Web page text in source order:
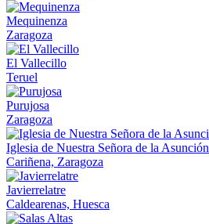
Mequinenza
Zaragoza
El Vallecillo
Teruel
Purujosa
Zaragoza
Iglesia de Nuestra Señora de la Asunción
Cariñena, Zaragoza
Javierrelatre
Caldearenas, Huesca